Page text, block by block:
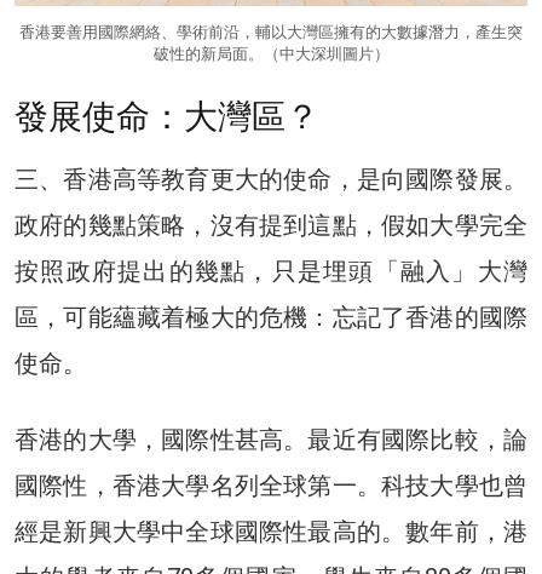
香港要善用國際網絡、學術前沿，輔以大灣區擁有的大數據潛力，產生突
破性的新局面。（中大深圳圖片）
發展使命：大灣區？
三、香港高等教育更大的使命，是向國際發展。
政府的幾點策略，沒有提到這點，假如大學完全
按照政府提出的幾點，只是埋頭「融入」大灣
區，可能蘊藏着極大的危機：忘記了香港的國際
使命。
香港的大學，國際性甚高。最近有國際比較，論
國際性，香港大學名列全球第一。科技大學也曾
經是新興大學中全球國際性最高的。數年前，港